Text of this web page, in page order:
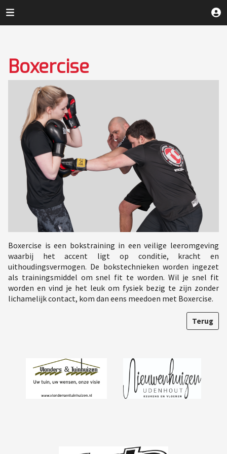
Boxercise
Boxercise is een bokstraining in een veilige leeromgeving
waarbij het accent ligt op conditie, kracht en
uithoudingsvermogen. De bokstechnieken worden ingezet
als trainingsmiddel om snel fit te worden. Wil je snel fit
worden en vind je het leuk om fysiek bezig te zijn zonder
lichamelijk contact, kom dan eens meedoen met Boxercise.
Terug